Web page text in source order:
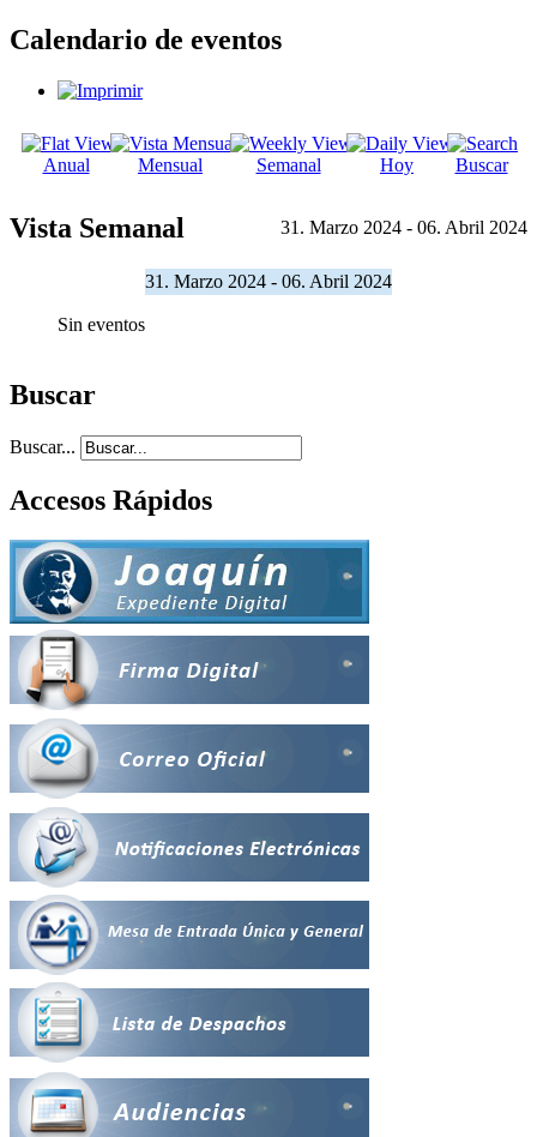
Calendario de eventos
Anual Mensual Semanal Hoy Buscar
Vista Semanal 31. Marzo 2024 - 06. Abril 2024
31. Marzo 2024 - 06. Abril 2024
Sin eventos
Buscar
Buscar...
Accesos Rápidos